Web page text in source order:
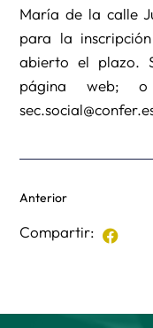
María de la calle
para la
abierto el plazo.
página web;
Anterior
Compartir: